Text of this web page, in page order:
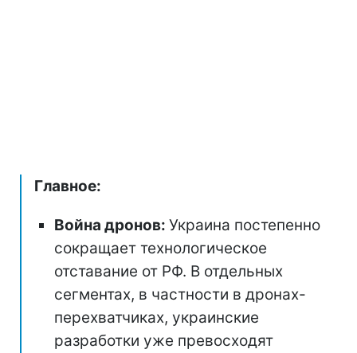
Главное:
Война дронов: Украина постепенно
сокращает технологическое
отставание от РФ. В отдельных
сегментах, в частности в дронах-
перехватчиках, украинские
разработки уже превосходят